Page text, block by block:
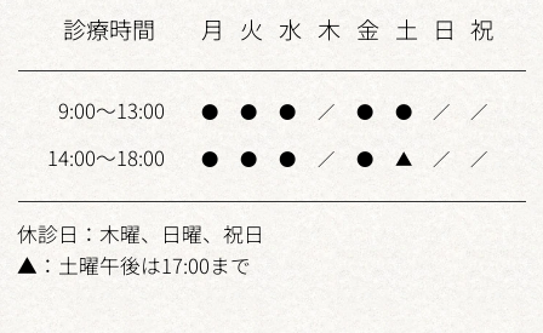
診療時間 月 火 水 木 金 土 日 祝
9:00～13:00 ● ● ● ／ ● ● ／ ／
14:00～18:00 ● ● ● ／ ● ▲ ／ ／
休診日：木曜、日曜、祝日
▲：土曜午後は17:00まで